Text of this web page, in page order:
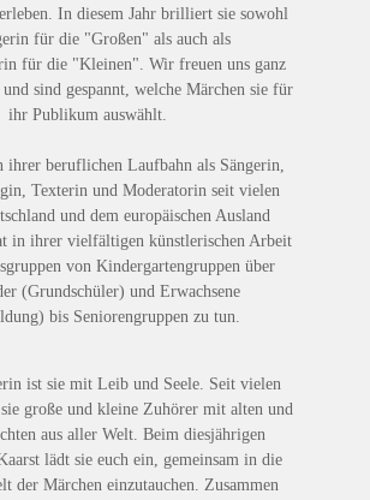
In diesem Jahr brilliert sie sowohl
für die "Großen" als auch als
für die "Kleinen". Wir freuen uns ganz
und sind gespannt, welche Märchen sie für
ihr Publikum auswählt.
ihrer beruflichen Laufbahn als Sängerin,
Texterin und Moderatorin seit vielen
und dem europäischen Ausland
in ihrer vielfältigen künstlerischen Arbeit
von Kindergartengruppen über
(Grundschüler) und Erwachsene
bis Seniorengruppen zu tun.
ist sie mit Leib und Seele. Seit vielen
sie große und kleine Zuhörer mit alten und
aus aller Welt. Beim diesjährigen
lädt sie euch ein, gemeinsam in die
der Märchen einzutauchen. Zusammen